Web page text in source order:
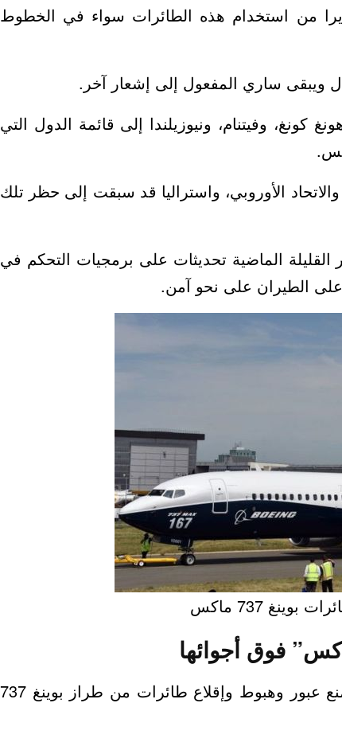
من استخدام هذه الطائرات سواء في الخطوط
ويبقى ساري المفعول إلى إشعار آخر.
وفيتنام، ونيوزيلندا إلى قائمة الدول التي
الأوروبي، واستراليا قد سبقت إلى حظر تلك
الماضية تحديثات على برمجيات التحكم في
على الطيران على نحو آمن.
وفي مصر قررت هيئة الطيران المدني منع عبور وهبوط وإقلاع طائرات من طراز بوينغ 737